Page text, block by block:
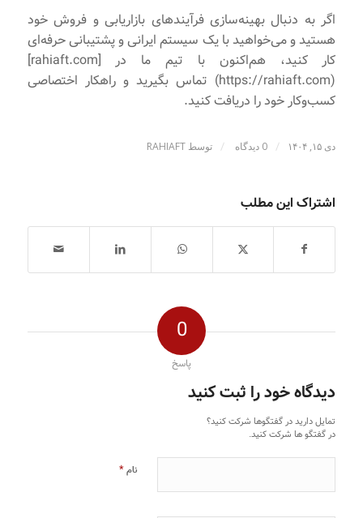
اگر به دنبال بهینه‌سازی فرآیندهای بازاریابی و فروش خود
هستید و می‌خواهید با یک سیستم ایرانی و پشتیبانی حرفه‌ای
کار کنید، هم‌اکنون با تیم ما در [rahiaft.com]
(https://rahiaft.com) تماس بگیرید و راهکار اختصاصی
کسب‌وکار خود را دریافت کنید.
دی ۱۵, ۱۴۰۴ / 0 دیدگاه / توسط RAHIAFT
اشتراک این مطلب
0
پاسخ
دیدگاه خود را ثبت کنید
تمایل دارید در گفتگوها شرکت کنید؟
در گفتگو ها شرکت کنید.
نام*